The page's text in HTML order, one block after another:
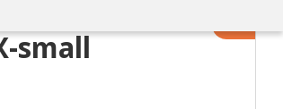
small Lägg